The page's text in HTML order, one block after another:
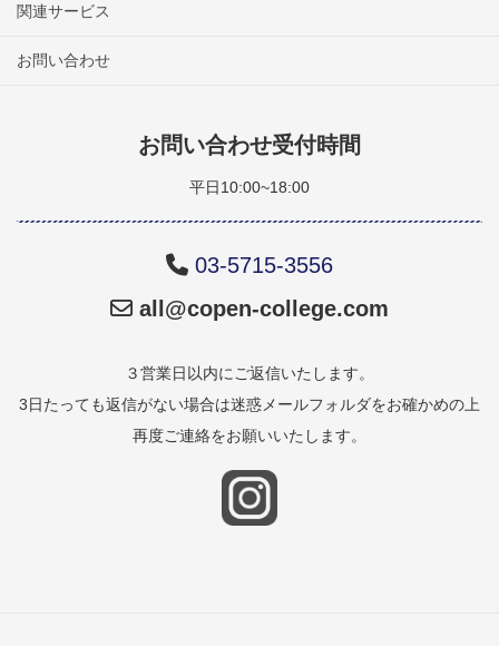
関連サービス
お問い合わせ
お問い合わせ受付時間
平日10:00~18:00
03-5715-3556
all@copen-college.com
３営業日以内にご返信いたします。
3日たっても返信がない場合は迷惑メールフォルダをお確かめの上
再度ご連絡をお願いいたします。